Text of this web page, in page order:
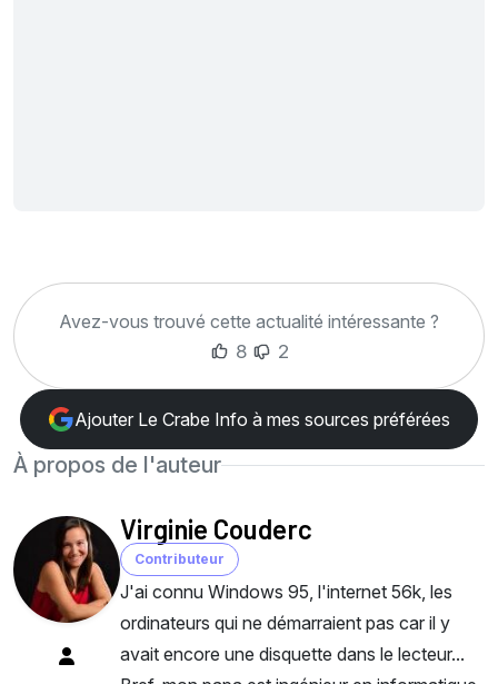
Avez-vous trouvé cette actualité intéressante ?
8
2
Ajouter Le Crabe Info à mes sources préférées
À propos de l'auteur
Virginie Couderc
Contributeur
J'ai connu Windows 95, l'internet 56k, les
ordinateurs qui ne démarraient pas car il y
avait encore une disquette dans le lecteur...